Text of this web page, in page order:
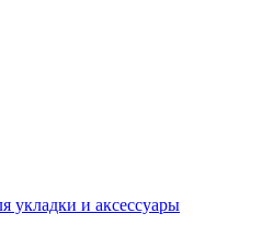
укладки и аксессуары